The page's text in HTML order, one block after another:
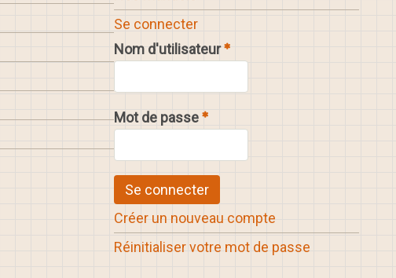
Se connecter
Nom d'utilisateur
Mot de passe
Créer un nouveau compte
Réinitialiser votre mot de passe